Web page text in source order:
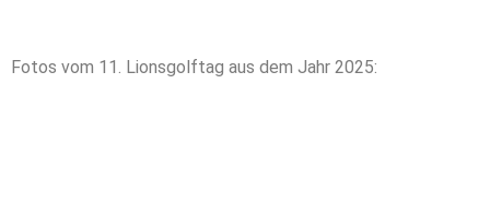
Fotos vom 11. Lionsgolftag aus dem Jahr 2025: